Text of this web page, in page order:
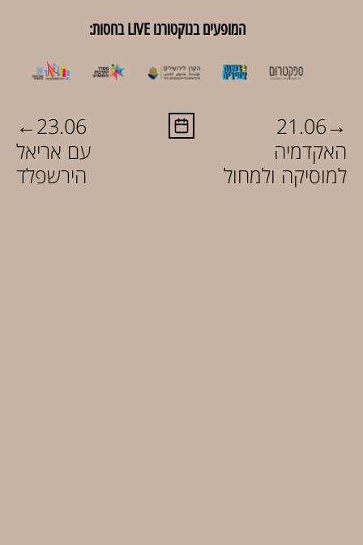
המופעים בנוקטורנו LIVE בחסות:
←23.06
עם אריאל
הירשפלד
21.06→
האקדמיה
למוסיקה ולמחול